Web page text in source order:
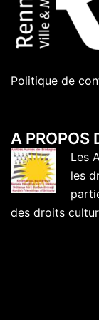
Politique de
A PROPOS
Les
les
des droits